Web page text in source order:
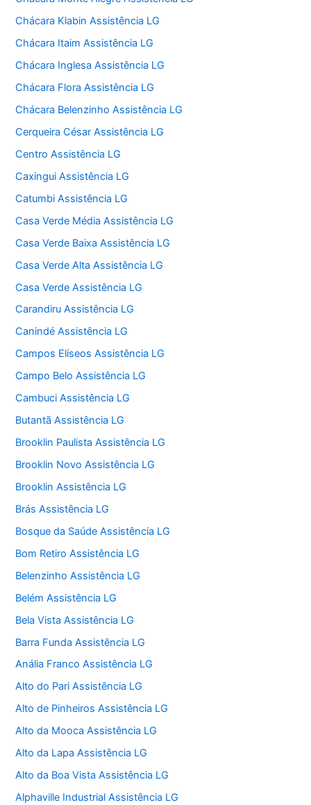
Chácara Klabin Assistência LG
Chácara Itaim Assistência LG
Chácara Inglesa Assistência LG
Chácara Flora Assistência LG
Chácara Belenzinho Assistência LG
Cerqueira César Assistência LG
Centro Assistência LG
Caxingui Assistência LG
Catumbi Assistência LG
Casa Verde Média Assistência LG
Casa Verde Baixa Assistência LG
Casa Verde Alta Assistência LG
Casa Verde Assistência LG
Carandiru Assistência LG
Canindé Assistência LG
Campos Elíseos Assistência LG
Campo Belo Assistência LG
Cambuci Assistência LG
Butantã Assistência LG
Brooklin Paulista Assistência LG
Brooklin Novo Assistência LG
Brooklin Assistência LG
Brás Assistência LG
Bosque da Saúde Assistência LG
Bom Retiro Assistência LG
Belenzinho Assistência LG
Belém Assistência LG
Bela Vista Assistência LG
Barra Funda Assistência LG
Anália Franco Assistência LG
Alto do Pari Assistência LG
Alto de Pinheiros Assistência LG
Alto da Mooca Assistência LG
Alto da Lapa Assistência LG
Alto da Boa Vista Assistência LG
Alphaville Industrial Assistência LG